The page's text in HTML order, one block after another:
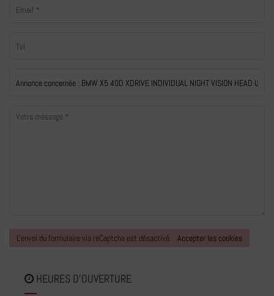
L'envoi du formulaire via reCaptcha est désactivé. Accepter les cookies
HEURES D'OUVERTURE